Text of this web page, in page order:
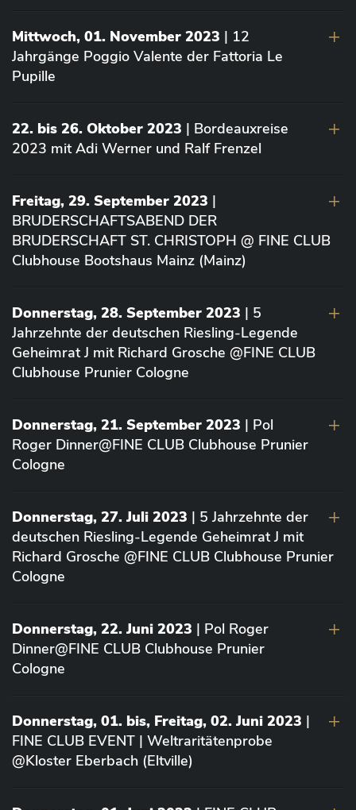
Mittwoch, 01. November 2023 | 12
Jahrgänge Poggio Valente der Fattoria Le
Pupille
22. bis 26. Oktober 2023 | Bordeauxreise
2023 mit Adi Werner und Ralf Frenzel
Freitag, 29. September 2023 |
BRUDERSCHAFTSABEND DER
BRUDERSCHAFT ST. CHRISTOPH @ FINE CLUB
Clubhouse Bootshaus Mainz (Mainz)
Donnerstag, 28. September 2023 | 5
Jahrzehnte der deutschen Riesling-Legende
Geheimrat J mit Richard Grosche @FINE CLUB
Clubhouse Prunier Cologne
Donnerstag, 21. September 2023 | Pol
Roger Dinner@FINE CLUB Clubhouse Prunier
Cologne
Donnerstag, 27. Juli 2023 | 5 Jahrzehnte der
deutschen Riesling-Legende Geheimrat J mit
Richard Grosche @FINE CLUB Clubhouse Prunier
Cologne
Donnerstag, 22. Juni 2023 | Pol Roger
Dinner@FINE CLUB Clubhouse Prunier
Cologne
Donnerstag, 01. bis, Freitag, 02. Juni 2023 |
FINE CLUB EVENT | Weltraritätenprobe
@Kloster Eberbach (Eltville)